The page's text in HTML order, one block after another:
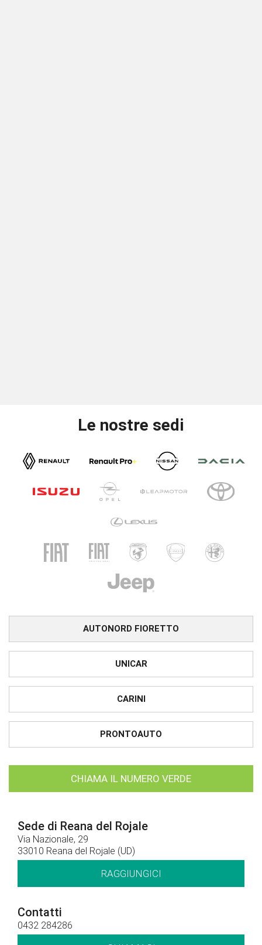
Le nostre sedi
AUTONORD FIORETTO
UNICAR
CARINI
PRONTOAUTO
CHIAMA IL NUMERO VERDE
Sede di Reana del Rojale
Via Nazionale, 29
33010 Reana del Rojale (UD)
RAGGIUNGICI
Contatti
0432 284286